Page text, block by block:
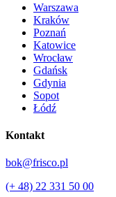
Warszawa
Kraków
Poznań
Katowice
Wrocław
Gdańsk
Gdynia
Sopot
Łódź
Kontakt
bok@frisco.pl
(+ 48) 22 331 50 00